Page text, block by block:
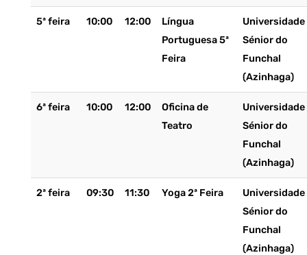
5ª feira 10:00 12:00
Língua
Portuguesa 5ª
Feira
Universidade
Sénior do
Funchal
(Azinhaga)
6ª feira 10:00 12:00
Oficina de
Teatro
Universidade
Sénior do
Funchal
(Azinhaga)
2ª feira 09:30 11:30 Yoga 2ª Feira
Universidade
Sénior do
Funchal
(Azinhaga)